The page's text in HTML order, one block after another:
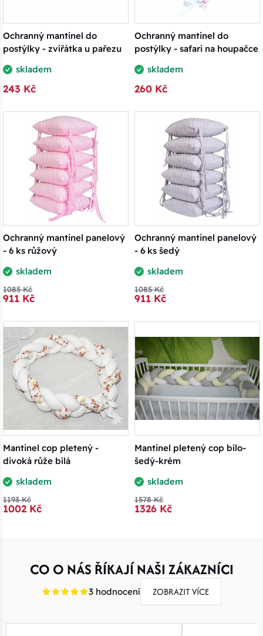
Ochranný mantinel do
postýlky - zvířátka u pařezu
skladem
243 Kč
Ochranný mantinel do
postýlky - safari na houpačce
skladem
260 Kč
Ochranný mantinel panelový
- 6 ks růžový
skladem
1085 Kč
911 Kč
Ochranný mantinel panelový
- 6 ks šedý
skladem
1085 Kč
911 Kč
Mantinel cop pletený -
divoká růže bílá
skladem
1193 Kč
1002 Kč
Mantinel pletený cop bílo-
šedý-krém
skladem
1578 Kč
1326 Kč
CO O NÁS ŘÍKAJÍ NAŠI ZÁKAZNÍCI
3 hodnocení ZOBRAZIT VÍCE